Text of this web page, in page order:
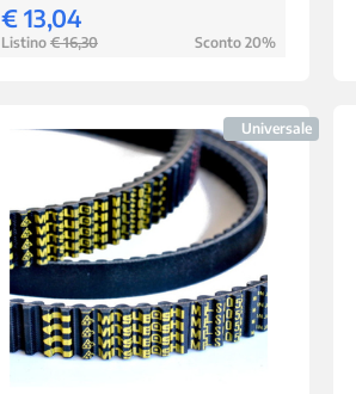
€ 13,04
Listino € 16,30 Sconto 20%
Universale